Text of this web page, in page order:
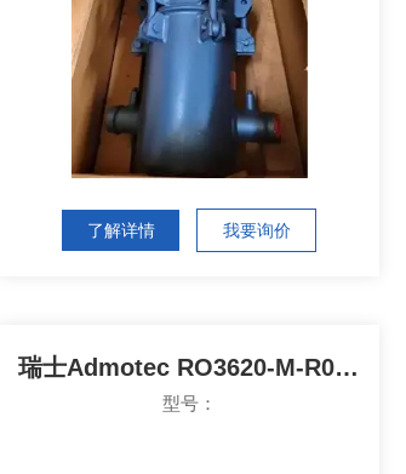
了解详情 我要询价
瑞士Admotec RO3620-M-R010 旋转变压器
型号：